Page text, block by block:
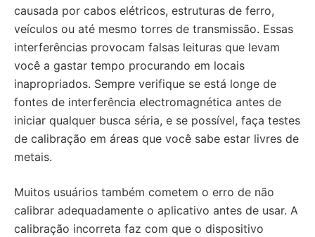
causada por cabos elétricos, estruturas de ferro,
veículos ou até mesmo torres de transmissão. Essas
interferências provocam falsas leituras que levam
você a gastar tempo procurando em locais
inapropriados. Sempre verifique se está longe de
fontes de interferência electromagnética antes de
iniciar qualquer busca séria, e se possível, faça testes
de calibração em áreas que você sabe estar livres de
metais.
Muitos usuários também cometem o erro de não
calibrar adequadamente o aplicativo antes de usar. A
calibração incorreta faz com que o dispositivo